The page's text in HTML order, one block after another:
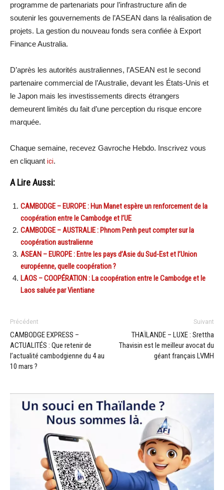
programme de partenariats pour l’infrastructure afin de
soutenir les gouvernements de l’ASEAN dans la réalisation de
projets. La gestion du nouveau fonds sera confiée à Export
Finance Australia.
D’après les autorités australiennes, l’ASEAN est le second
partenaire commercial de l’Australie, devant les États-Unis et
le Japon mais les investissements directs étrangers
demeurent limités du fait d’une perception du risque encore
marquée.
Chaque semaine, recevez Gavroche Hebdo. Inscrivez vous
en cliquant ici.
A Lire Aussi:
CAMBODGE – EUROPE : Hun Manet espère un renforcement de la
coopération entre le Cambodge et l’UE
CAMBODGE – AUSTRALIE : Phnom Penh peut compter sur la
coopération australienne
ASEAN – EUROPE : Entre les pays d’Asie du Sud-Est et l’Union
européenne, quelle coopération ?
LAOS – COOPÉRATION : La coopération entre le Cambodge et le
Laos saluée par Vientiane
Précédent
CAMBODGE EXPRESS –
ACTUALITÉS : Que retenir de
l’actualité cambodgienne du 4 au
10 mars ?
Suivant
THAÏLANDE – LUXE : Srettha
Thavisin est le meilleur avocat du
géant français LVMH